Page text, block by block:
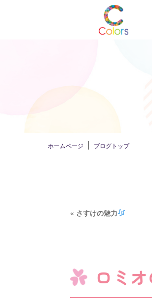
ホームページ ブログトップ
« さすけの魅力
ロミ